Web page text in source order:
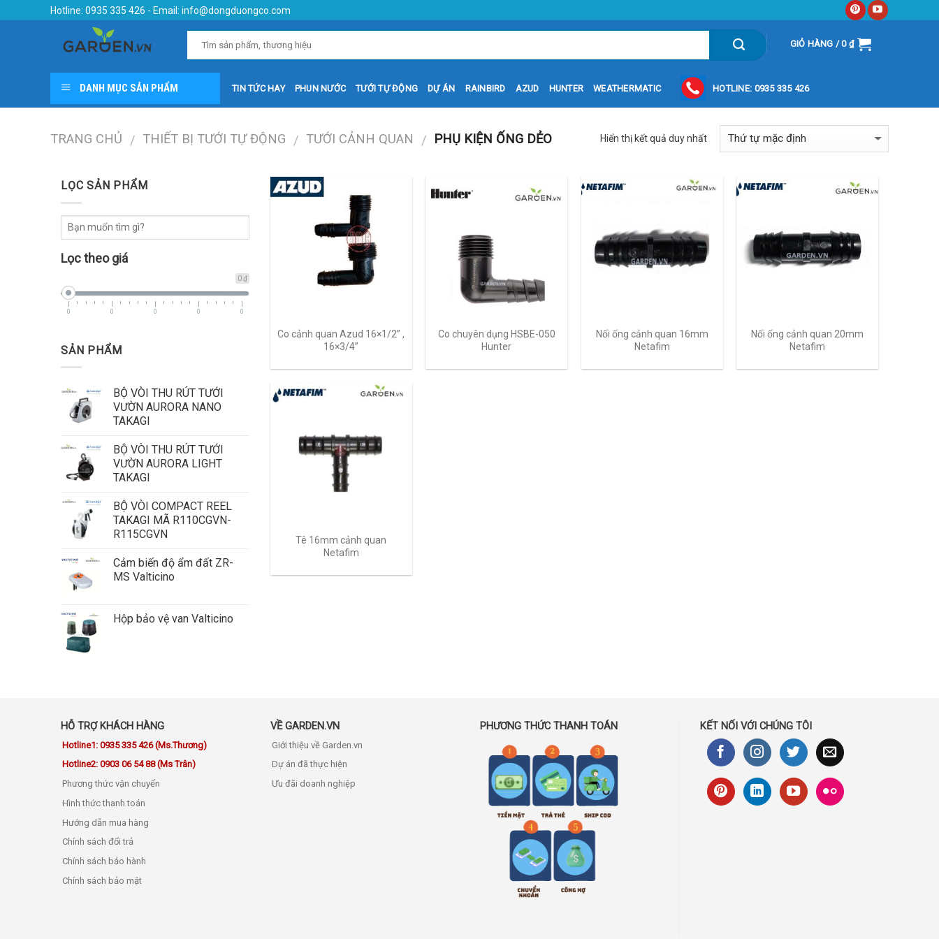
Hotline: 0935 335 426 - Email: info@dongduongco.com
GIỎ HÀNG /0 ₫
DANH MỤC SẢN PHẨM TIN TỨC HAY PHUN NƯỚC TƯỚI TỰ ĐỘNG DỰ ÁN RAINBIRD AZUD HUNTER WEATHERMATIC HOTLINE: 0935 335 426
TRANG CHỦ / THIẾT BỊ TƯỚI TỰ ĐỘNG / TƯỚI CẢNH QUAN / PHỤ KIỆN ỐNG DẺO Hiển thị kết quả duy nhất
LỌC SẢN PHẨM
Lọc theo giá
0 ₫
0 0 0 0 0
SẢN PHẨM
BỘ VÒI THU RÚT TƯỚI
VƯỜN AURORA NANO
TAKAGI
BỘ VÒI THU RÚT TƯỚI
VƯỜN AURORA LIGHT
TAKAGI
BỘ VÒI COMPACT REEL
TAKAGI MÃ R110CGVN-
R115CGVN
Cảm biến độ ẩm đất ZR-
MS Valticino
Hộp bảo vệ van Valticino
Co cảnh quan Azud 16×1/2” ,
16×3/4”
Co chuyên dụng HSBE-050
Hunter
Nối ống cảnh quan 16mm
Netafim
Nối ống cảnh quan 20mm
Netafim
Tê 16mm cảnh quan
Netafim
HỖ TRỢ KHÁCH HÀNG
Hotline1: 0935 335 426 (Ms.Thương)
Hotline2: 0903 06 54 88 (Ms Trân)
Phương thức vận chuyển
Hình thức thanh toán
Hướng dẫn mua hàng
Chính sách đổi trả
Chính sách bảo hành
Chính sách bảo mật
VỀ GARDEN.VN
Giới thiệu về Garden.vn
Dự án đã thực hiện
Ưu đãi doanh nghiệp
PHƯƠNG THỨC THANH TOÁN KẾT NỐI VỚI CHÚNG TÔI